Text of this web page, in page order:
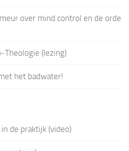
over mind control en de orde
Theologie (lezing)
het badwater!
in de praktijk (video)